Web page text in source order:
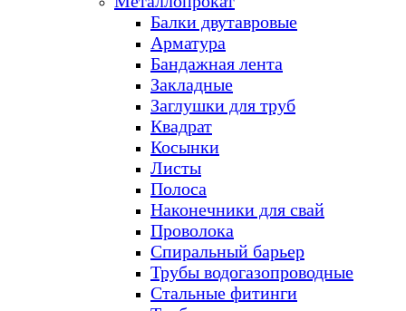
Балки двутавровые
Арматура
Бандажная лента
Закладные
Заглушки для труб
Квадрат
Косынки
Листы
Полоса
Наконечники для свай
Проволока
Спиральный барьер
Трубы водогазопроводные
Стальные фитинги